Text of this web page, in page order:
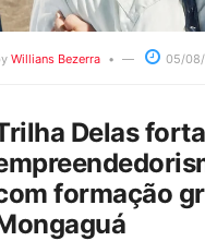
Willians Bezerra 05/
Delas
formação